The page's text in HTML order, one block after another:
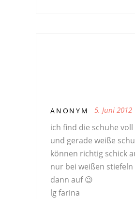
ANONYM 5. Juni 2012
ich find die schuhe voll
und gerade weiße
können richtig schick
nur bei weißen
dann auf 😉
lg farina